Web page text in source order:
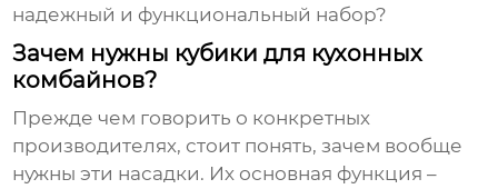
надежный и функциональный набор?
Зачем нужны кубики для кухонных
комбайнов?
Прежде чем говорить о конкретных
производителях, стоит понять, зачем вообще
нужны эти насадки. Их основная функция –